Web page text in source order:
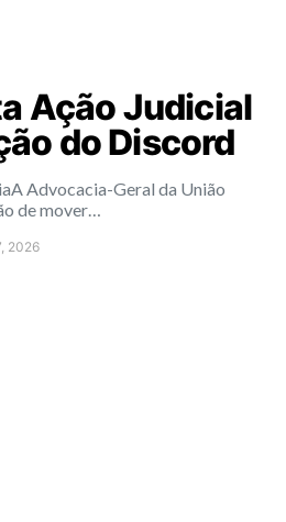
Ação Judicial
do Discord
Advocacia-Geral da União
de mover…
2026